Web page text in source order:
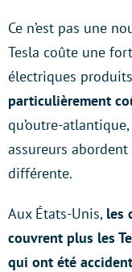
Ce n’est pas une
Tesla coûte une
électriques
particulièrement
qu’outre-
assureurs
différente.
Aux États-Unis, les
couvrent plus les
qui ont été